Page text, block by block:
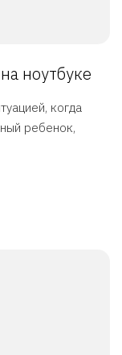
ноутбуке
когда
ребенок,